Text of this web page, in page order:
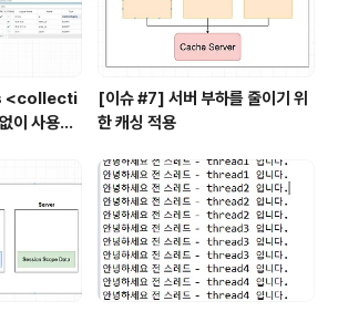
이 사용하
[이슈 #7] 서버 부하를 줄이기 위
한 캐싱 적용